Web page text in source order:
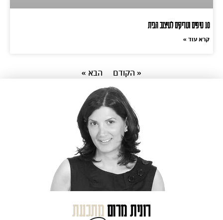
10 טיפים וטריקים לעיצוב הבית
קרא עוד »
« הקודם הבא »
רונית מרוםמתכננת